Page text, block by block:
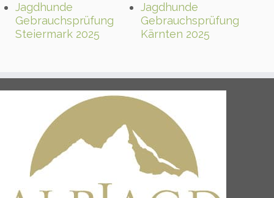
Jagdhunde
Gebrauchsprüfung
Steiermark 2025
Jagdhunde
Gebrauchsprüfung
Kärnten 2025